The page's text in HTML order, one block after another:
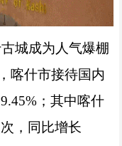
城成为人气爆棚
喀什市接待国内
；其中喀什
，同比增长